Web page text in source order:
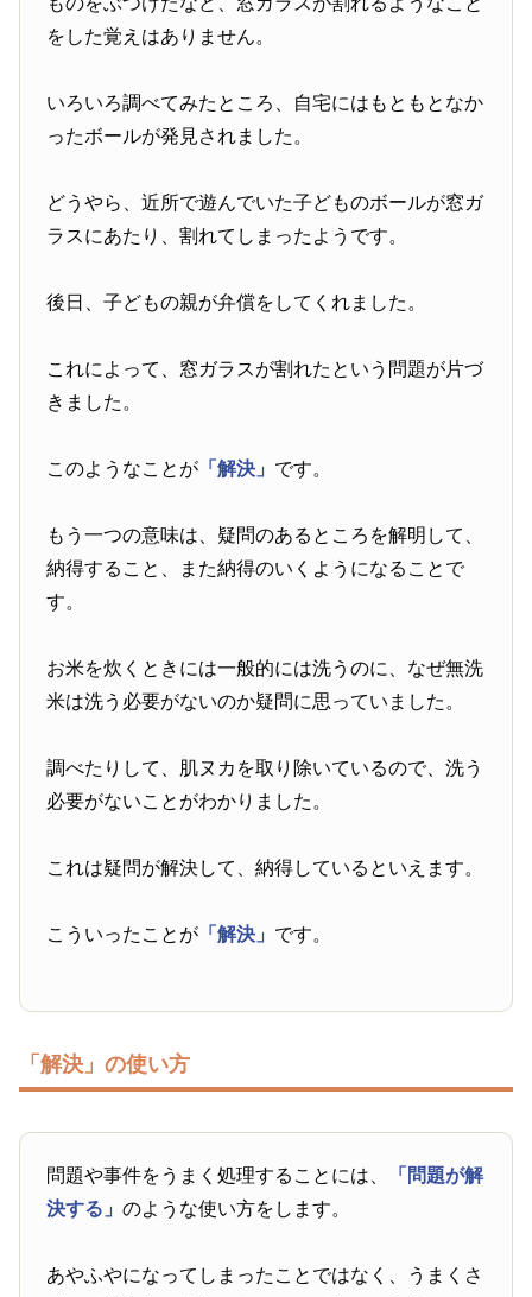
をした覚えはありません。
いろいろ調べてみたところ、自宅にはもともとなか
ったボールが発見されました。
どうやら、近所で遊んでいた子どものボールが窓ガ
ラスにあたり、割れてしまったようです。
後日、子どもの親が弁償をしてくれました。
これによって、窓ガラスが割れたという問題が片づ
きました。
このようなことが 「解決」 です。
もう一つの意味は、疑問のあるところを解明して、
納得すること、また納得のいくようになることで
す。
お米を炊くときには一般的には洗うのに、なぜ無洗
米は洗う必要がないのか疑問に思っていました。
調べたりして、肌ヌカを取り除いているので、洗う
必要がないことがわかりました。
これは疑問が解決して、納得しているといえます。
こういったことが 「解決」 です。
「解決」の使い方
問題や事件をうまく処理することには、
「問題が解
決する」のような使い方をします。
あやふやになってしまったことではなく、うまくさ